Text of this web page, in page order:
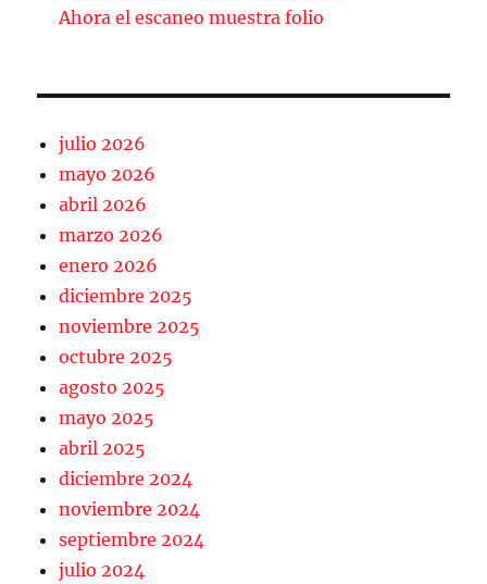
Ahora el escaneo muestra folio
julio 2026
mayo 2026
abril 2026
marzo 2026
enero 2026
diciembre 2025
noviembre 2025
octubre 2025
agosto 2025
mayo 2025
abril 2025
diciembre 2024
noviembre 2024
septiembre 2024
julio 2024